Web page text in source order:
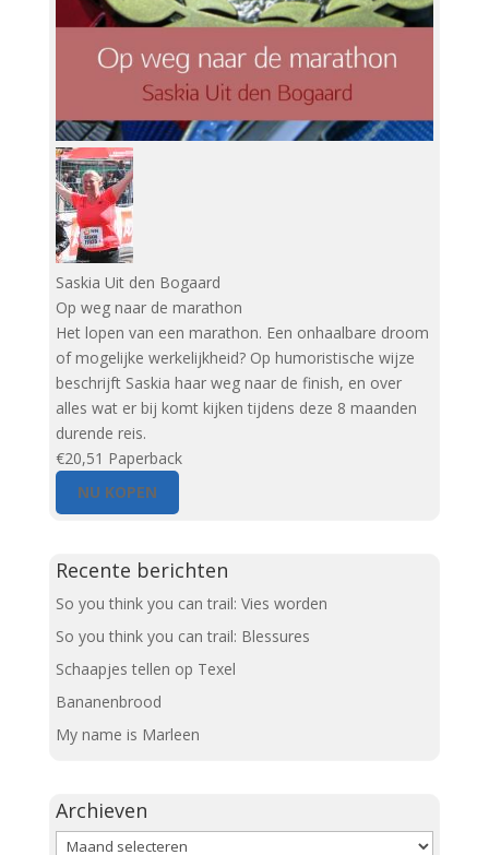
Saskia Uit den Bogaard
Op weg naar de marathon
Het lopen van een marathon. Een onhaalbare droom
of mogelijke werkelijkheid? Op humoristische wijze
beschrijft Saskia haar weg naar de finish, en over
alles wat er bij komt kijken tijdens deze 8 maanden
durende reis.
€20,51 Paperback
NU KOPEN
Recente berichten
So you think you can trail: Vies worden
So you think you can trail: Blessures
Schaapjes tellen op Texel
Bananenbrood
My name is Marleen
Archieven
Archieven